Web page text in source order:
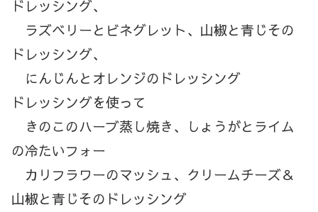
ドレッシング、
ラズベリーとビネグレット、山椒と青じその
ドレッシング、
にんじんとオレンジのドレッシング
ドレッシングを使って
きのこのハーブ蒸し焼き、しょうがとライム
の冷たいフォー
カリフラワーのマッシュ、クリームチーズ＆
山椒と青じそのドレッシング